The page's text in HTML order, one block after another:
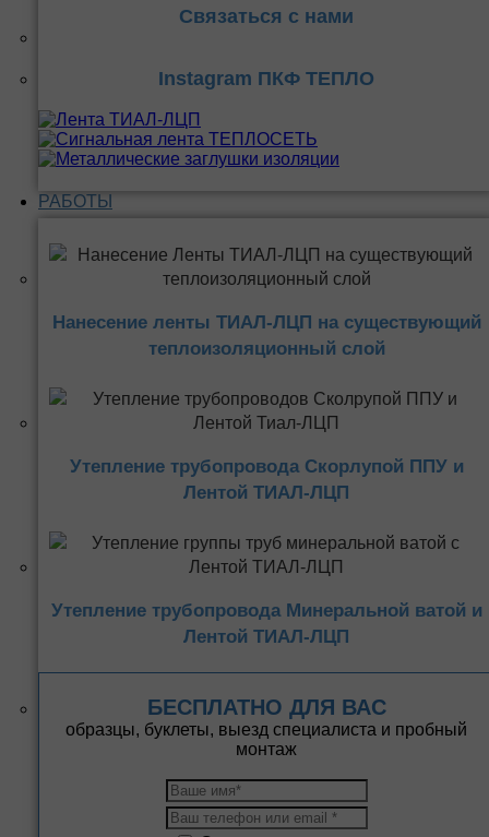
Связаться с нами
Instagram ПКФ ТЕПЛО
РАБОТЫ
Нанесение ленты ТИАЛ-ЛЦП на существующий
теплоизоляционный слой
Утепление трубопровода Скорлупой ППУ и
Лентой ТИАЛ-ЛЦП
Утепление трубопровода Минеральной ватой и
Лентой ТИАЛ-ЛЦП
БЕСПЛАТНО ДЛЯ ВАС
образцы, буклеты, выезд специалиста и пробный
монтаж